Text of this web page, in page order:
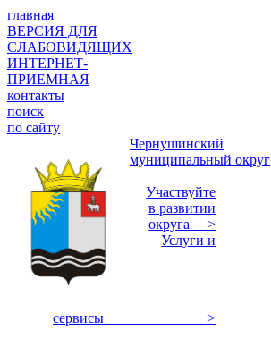
главная
ВЕРСИЯ ДЛЯ
СЛАБОВИДЯЩИХ
ИНТЕРНЕТ-
ПРИЕМНАЯ
контакты
поиск
по сайту
Чернушинский
муниципальный округ
Участвуйте
в развитии
округа >
Услуги и
сервисы >